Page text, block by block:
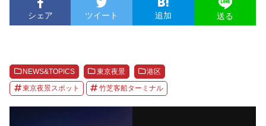
シェア ツイート 追加 送る
NEWS&TOPICS 東京夜景 港区
東京夜景スポット 竹芝客船ターミナル